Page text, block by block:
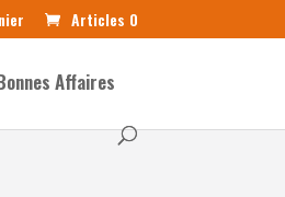
Articles 0
Affaires